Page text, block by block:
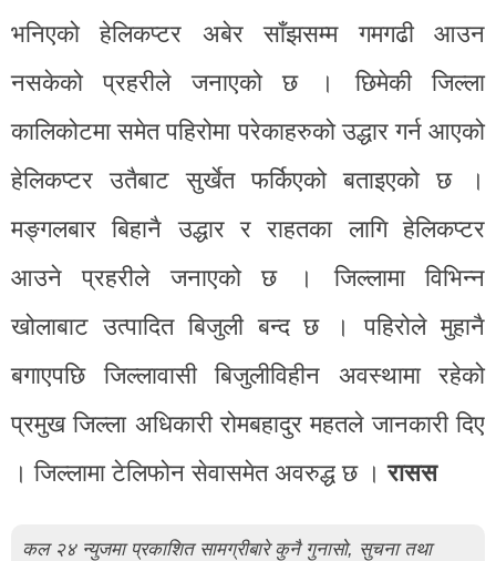
भनिएको हेलिकप्टर अबेर साँझसम्म गमगढी आउन
नसकेको प्रहरीले जनाएको छ । छिमेकी जिल्ला
कालिकोटमा समेत पहिरोमा परेकाहरुको उद्धार गर्न आएको
हेलिकप्टर उतैबाट सुर्खेत फर्किएको बताइएको छ ।
मङ्गलबार बिहानै उद्धार र राहतका लागि हेलिकप्टर
आउने प्रहरीले जनाएको छ । जिल्लामा विभिन्न
खोलाबाट उत्पादित बिजुली बन्द छ । पहिरोले मुहानै
बगाएपछि जिल्लावासी बिजुलीविहीन अवस्थामा रहेको
प्रमुख जिल्ला अधिकारी रोमबहादुर महतले जानकारी दिए
। जिल्लामा टेलिफोन सेवासमेत अवरुद्ध छ ।रासस
कल २४ न्युजमा प्रकाशित सामग्रीबारे कुनै गुनासो, सुचना तथा